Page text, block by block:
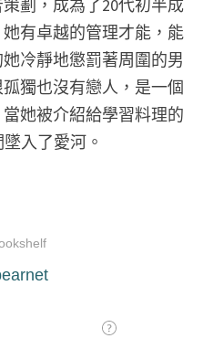
劃，成為了20代初半成
有卓越的管理才能，能
冷靜地懲罰著周圍的男
獨也沒有戀人，是一個
她被介紹給學習料理的
入了愛河。